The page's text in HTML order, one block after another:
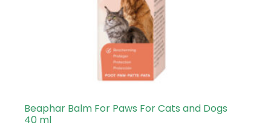
Beaphar Balm For Paws For Cats and Dogs
40 ml